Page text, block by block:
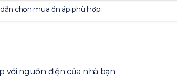
chọn mua ổn áp phù hợp
với nguồn điện của nhà bạn.